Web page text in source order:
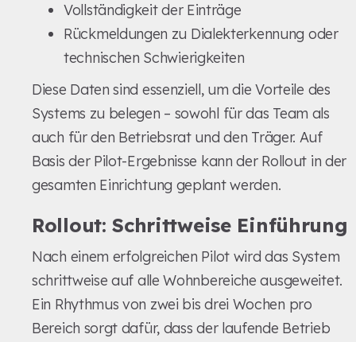
Vollständigkeit der Einträge
Rückmeldungen zu Dialekterkennung oder
technischen Schwierigkeiten
Diese Daten sind essenziell, um die Vorteile des
Systems zu belegen – sowohl für das Team als
auch für den Betriebsrat und den Träger. Auf
Basis der Pilot-Ergebnisse kann der Rollout in der
gesamten Einrichtung geplant werden.
Rollout: Schrittweise Einführung
Nach einem erfolgreichen Pilot wird das System
schrittweise auf alle Wohnbereiche ausgeweitet.
Ein Rhythmus von zwei bis drei Wochen pro
Bereich sorgt dafür, dass der laufende Betrieb